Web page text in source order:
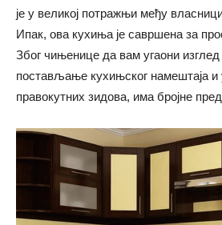
је у великој потражњи међу
Ипак, ова кухиња је савршена за
Због чињенице да вам угаони
постављање кухињског намештаја и
правокутних зидова, има бројне